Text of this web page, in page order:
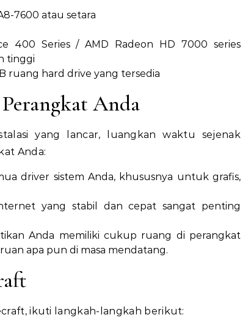
7600 atau setara
400 Series / AMD Radeon HD 7000 series
tinggi
ruang hard drive yang tersedia
Anda
yang lancar, luangkan waktu sejenak
Anda:
driver sistem Anda, khususnya untuk grafis,
yang stabil dan cepat sangat penting
Anda memiliki cukup ruang di perangkat
apa pun di masa mendatang.
ikuti langkah-langkah berikut: